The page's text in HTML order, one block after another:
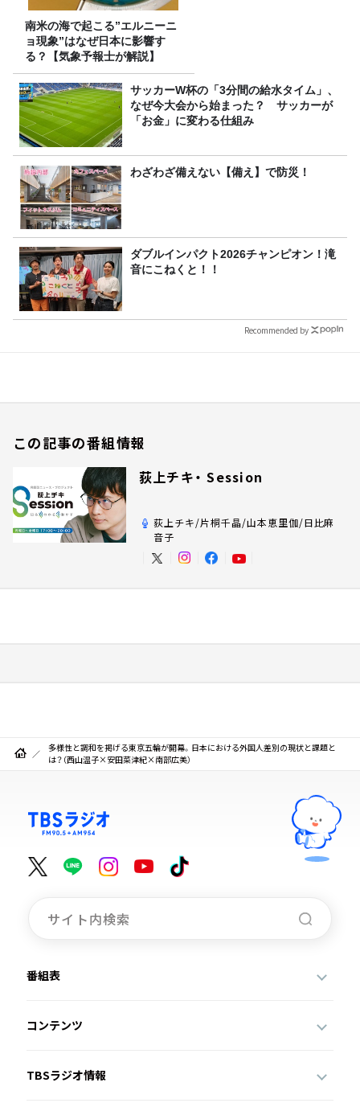
南米の海で起こる”エルニーニ
ョ現象”はなぜ日本に影響す
る？【気象予報士が解説】
サッカーW杯の「3分間の給水タイム」、
なぜ今大会から始まった？ サッカーが
「お金」に変わる仕組み
わざわざ備えない【備え】で防災！
ダブルインパクト2026チャンピオン！滝
音にこねくと！！
Recommended by
この記事の番組情報
荻上チキ・ Session
荻上チキ/片桐千晶/山本恵里伽/日比麻
音子
多様性と調和を掲げる東京五輪が開幕。日本における外国人差別の現状と課題と
は？（西山温子×安田菜津紀×南部広美）
番組表
コンテンツ
TBSラジオ情報